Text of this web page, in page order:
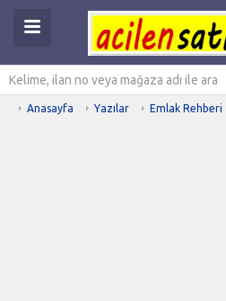
Anasayfa Yazılar Emlak Rehberi